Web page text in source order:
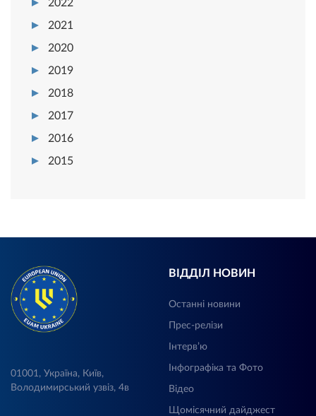
2022
2021
2020
2019
2018
2017
2016
2015
01001, Україна, Київ,
Володимирський узвіз, 4в
ВІДДІЛ НОВИН
Останні новини
Прес-релізи
Інтерв’ю
Інфографіка та Фото
Відео
Щомісячний дайджест